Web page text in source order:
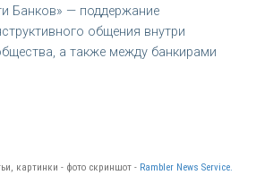
Банков» — поддержание
общения внутри
а также между банкирами
картинки - фото скриншот - Rambler News Service.